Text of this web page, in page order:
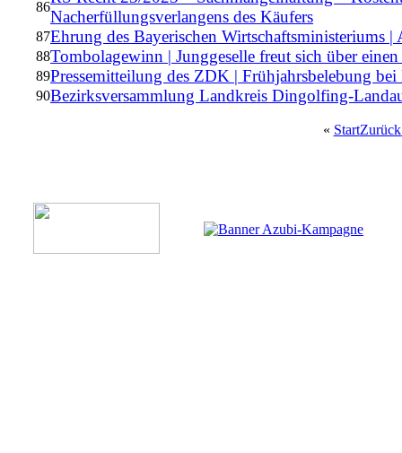
86
Nacherfüllungsverlangens des Käufers
87Ehrung des Bayerischen Wirtschaftsministeriums |
88Tombolagewinn | Junggeselle freut sich über
89Pressemitteilung des ZDK | Frühjahrsbelebung
90Bezirksversammlung Landkreis Dingolfing-
« StartZurück